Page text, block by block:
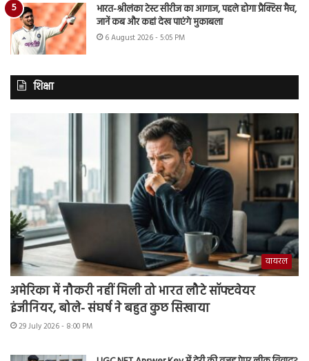
भारत-श्रीलंका टेस्ट सीरीज का आगाज, पहले होगा प्रैक्टिस मैच,
जानें कब और कहां देख पाएंगे मुकाबला
6 August 2026 - 5:05 PM
शिक्षा
वायरल
अमेरिका में नौकरी नहीं मिली तो भारत लौटे सॉफ्टवेयर
इंजीनियर, बोले- संघर्ष ने बहुत कुछ सिखाया
29 July 2026 - 8:00 PM